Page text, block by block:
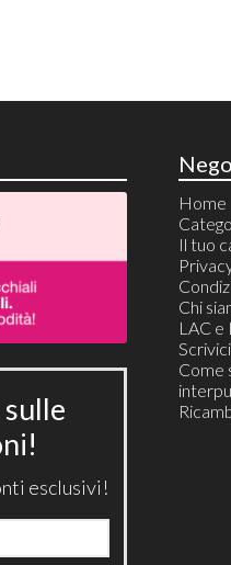
esclusivi!
Home
Il tuo
Chi
LAC e
Come